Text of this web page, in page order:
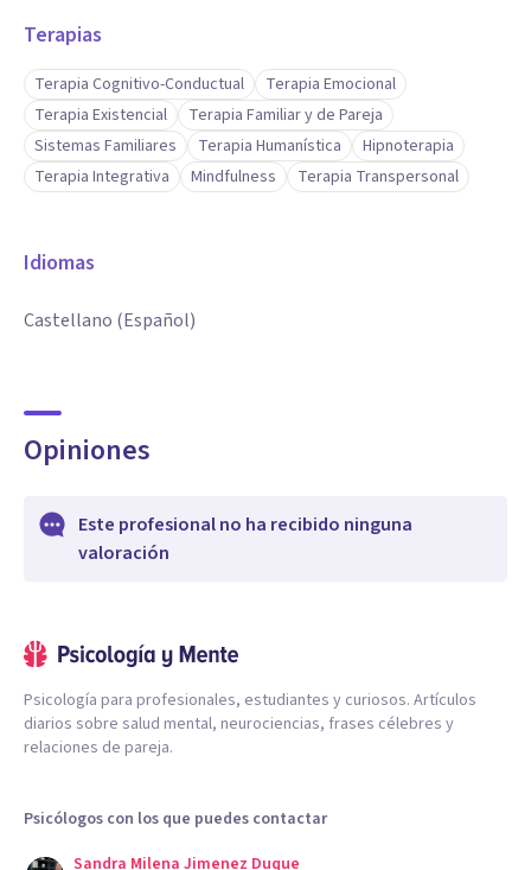
Terapias
Terapia Cognitivo-Conductual
Terapia Emocional
Terapia Existencial
Terapia Familiar y de Pareja
Sistemas Familiares
Terapia Humanística
Hipnoterapia
Terapia Integrativa
Mindfulness Terapia Transpersonal
Idiomas
Castellano (Español)
Opiniones
Este profesional no ha recibido ninguna
valoración
Psicología para profesionales, estudiantes y curiosos. Artículos
diarios sobre salud mental, neurociencias, frases célebres y
relaciones de pareja.
Psicólogos con los que puedes contactar
Sandra Milena Jimenez Duque